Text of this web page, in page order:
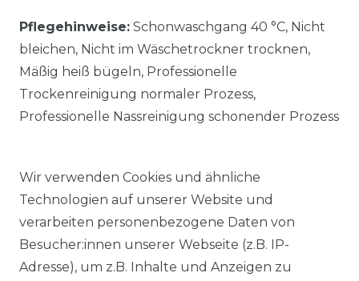
Pflegehinweise: Schonwaschgang 40 °C, Nicht
bleichen, Nicht im Wäschetrockner trocknen,
Mäßig heiß bügeln, Professionelle
Trockenreinigung normaler Prozess,
Professionelle Nassreinigung schonender Prozess
Ähnlicher Artikel
Wir verwenden Cookies und ähnliche
Technologien auf unserer Website und
verarbeiten personenbezogene Daten von
Besucher:innen unserer Webseite (z.B. IP-
Adresse), um z.B. Inhalte und Anzeigen zu